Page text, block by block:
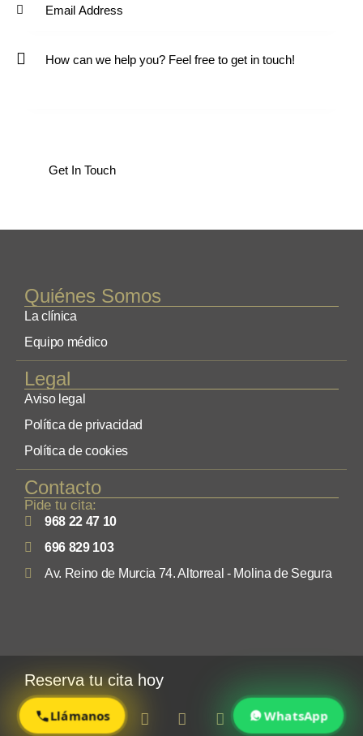
Quiénes Somos
La clínica
Equipo médico
Legal
Aviso legal
Política de privacidad
Política de cookies
Contacto
Pide tu cita:
968 22 47 10
696 829 103
Av. Reino de Murcia 74. Altorreal - Molina de Segura
Reserva tu cita hoy
Llámanos WhatsApp